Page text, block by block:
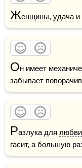
Женщины, удача и
Он имеет
забывает
Разлука для любви
гасит, а большую